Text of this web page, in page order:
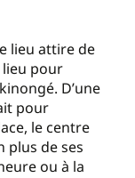
lieu attire de
lieu pour
D’une
pour
le centre
plus de ses
ou à la